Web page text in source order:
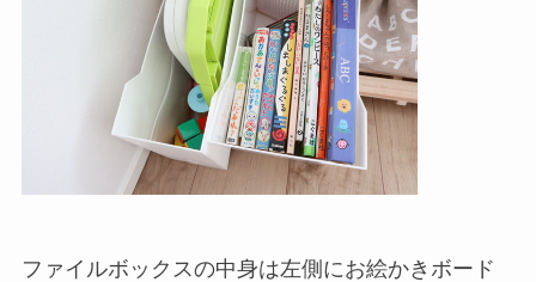
ファイルボックスの中身は左側にお絵かきボード